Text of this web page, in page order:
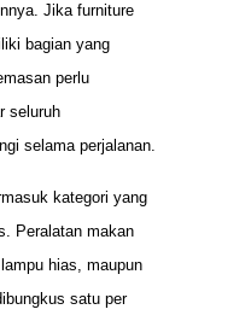
Jika furniture
bagian yang
perlu
seluruh
selama perjalanan.
kategori yang
Peralatan makan
hias, maupun
satu per